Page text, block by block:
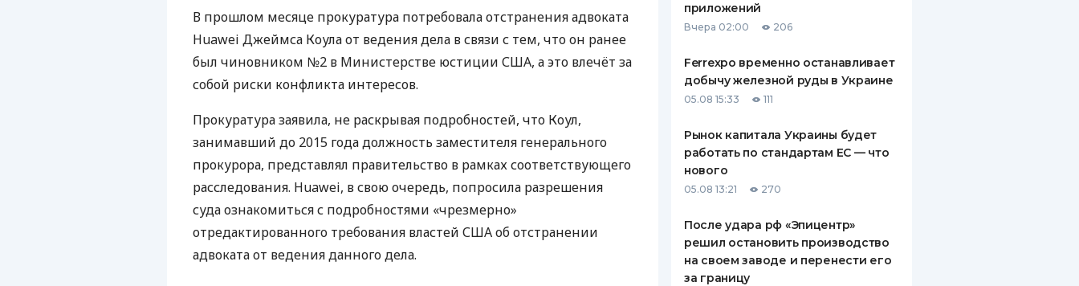
В прошлом месяце прокуратура потребовала отстранения адвоката
Huawei Джеймса Коула от ведения дела в связи с тем, что он ранее
был чиновником №2 в Министерстве юстиции США, а это влечёт за
собой риски конфликта интересов.
Прокуратура заявила, не раскрывая подробностей, что Коул,
занимавший до 2015 года должность заместителя генерального
прокурора, представлял правительство в рамках соответствующего
расследования. Huawei, в свою очередь, попросила разрешения
суда ознакомиться с подробностями «чрезмерно»
отредактированного требования властей СШАоб отстранении
адвоката от ведения данного дела.
приложений
Вчера 02:00 206
Ferrexpo временно останавливает
добычу железной руды в Украине
05.08 15:33 111
Рынок капитала Украины будет
работать по стандартам ЕС — что
нового
05.08 13:21 270
После удара рф «Эпицентр»
решил остановить производство
на своем заводе и перенести его
за границу